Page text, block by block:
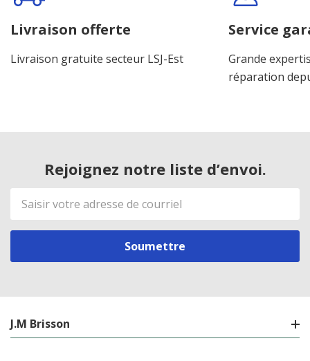
Livraison offerte
Livraison gratuite secteur LSJ-Est
Service
Grande
réparation
Rejoignez notre liste d’envoi.
Adresse
de
courriel
J.M Brisson